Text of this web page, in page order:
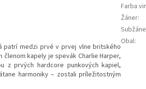
patrí medzi prvé v prvej vlne britského
kapely je spevák Charlie Harper,
z prvých hardcore punkových kapiel,
harmoniky – zostali príležitostným
Farba
Žáner:
Obal: